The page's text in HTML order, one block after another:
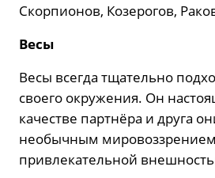
Скорпионов, Козерогов,
Весы
Весы всегда тщательно
своего окружения. Он
качестве партнёра и друга
необычным
привлекательной